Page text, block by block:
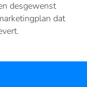
desgewenst
dat